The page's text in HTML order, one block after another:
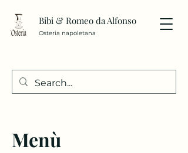
Bibi & Romeo da Alfonso
Osteria napoletana
Menù